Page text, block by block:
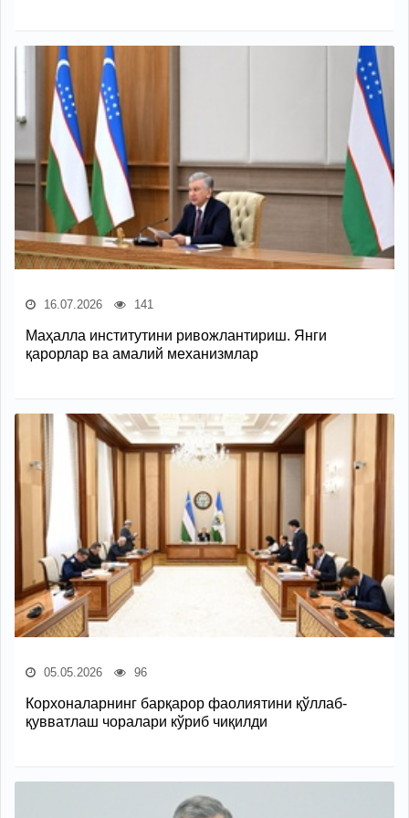
16.07.2026 141
Маҳалла институтини ривожлантириш. Янги
қарорлар ва амалий механизмлар
05.05.2026 96
Корхоналарнинг барқарор фаолиятини қўллаб-
қувватлаш чоралари кўриб чиқилди